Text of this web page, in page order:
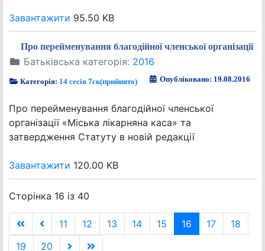
Завантажити 95.50 KB
Про перейменування благодійної членської організації
Батьківська категорія: 2016
Категорія: 14 сесія 7ск(прийнято) Опубліковано: 19.08.2016
Про перейменування благодійної членської
організації «Міська лікарняна каса» та
затвердження Статуту в новій редакції
Завантажити 120.00 KB
Сторінка 16 із 40
11 12 13 14 15 16 17
18
19
20